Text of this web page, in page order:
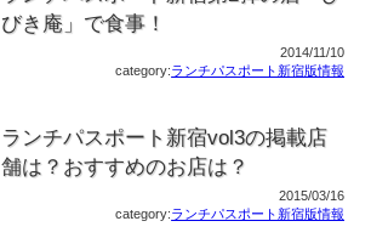
びき庵」で食事！
2014/11/10
category:ランチパスポート新宿版情報
ランチパスポート新宿vol3の掲載店
舗は？おすすめのお店は？
2015/03/16
category:ランチパスポート新宿版情報